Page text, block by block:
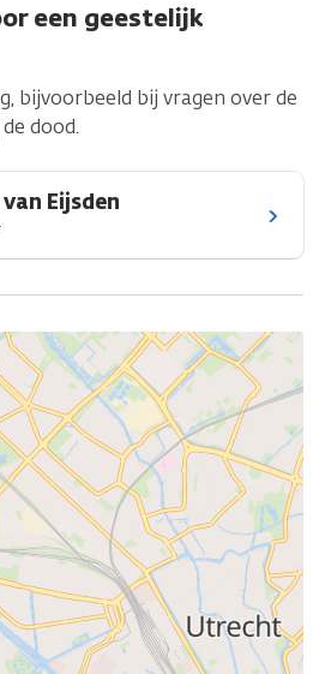
een geestelijk
bijvoorbeeld bij vragen over de
dood.
van Eijsden